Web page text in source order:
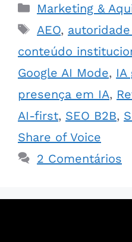
Marketing &
AEO,
conteúdo
Google AI Mode, IA
presença em IA,
AI-first, SEO B2B,
Share of Voice
2 Comentários